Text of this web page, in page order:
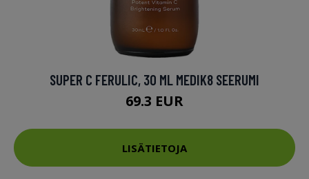
SUPER C FERULIC, 30 ML MEDIK8 SEERUMI
69.3 EUR
LISÄTIETOJA